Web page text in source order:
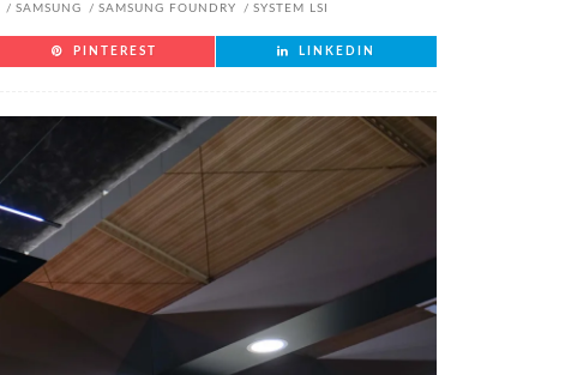
SAMSUNG SAMSUNG FOUNDRY SYSTEM LSI
PINTEREST LINKEDIN